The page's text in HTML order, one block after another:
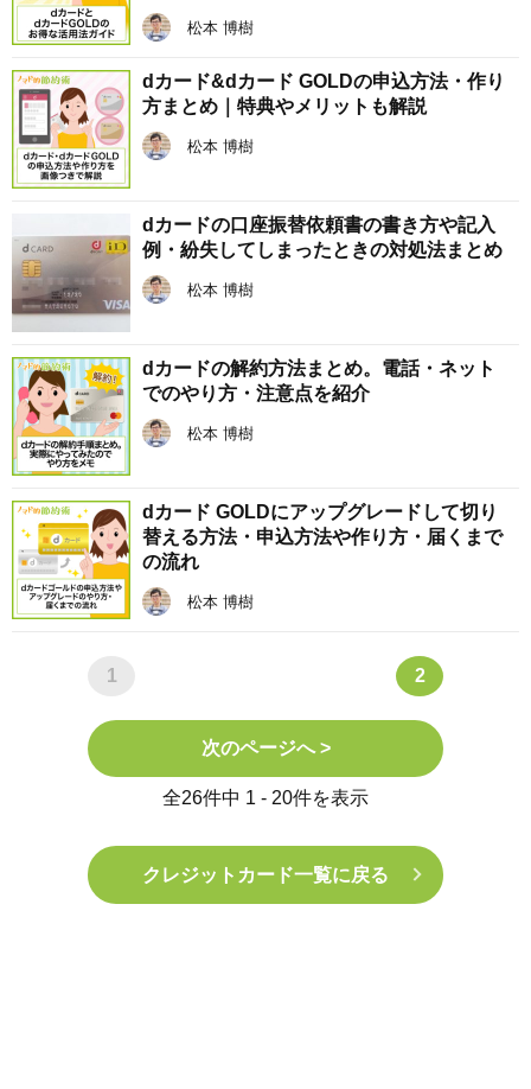
松本 博樹
dカード&dカード GOLDの申込方法・作り
方まとめ｜特典やメリットも解説
松本 博樹
dカードの口座振替依頼書の書き方や記入
例・紛失してしまったときの対処法まとめ
松本 博樹
dカードの解約方法まとめ。電話・ネット
でのやり方・注意点を紹介
松本 博樹
dカード GOLDにアップグレードして切り
替える方法・申込方法や作り方・届くまで
の流れ
松本 博樹
1 2
次のページへ >
全26件中 1 - 20件を表示
クレジットカード一覧に戻る